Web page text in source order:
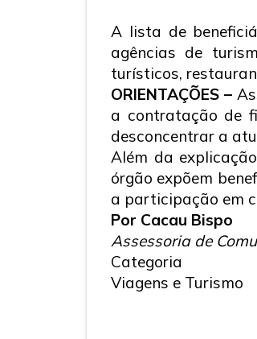
A lista de
agências de
turísticos,
ORIENTAÇÕES –
a contratação de
desconcentrar a
Além da
órgão expõem
a participação em
Por Cacau Bispo
Assessoria de
Categoria
Viagens e Turismo